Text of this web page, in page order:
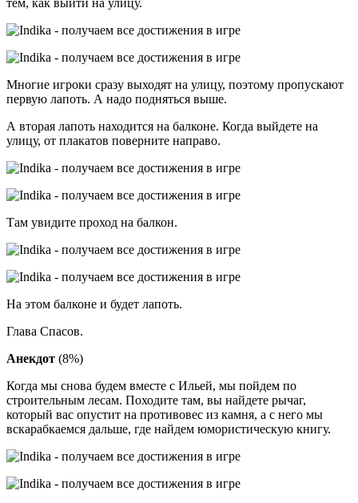
Многие игроки сразу выходят на улицу, поэтому пропускают
первую лапоть. А надо подняться выше.
А вторая лапоть находится на балконе. Когда выйдете на
улицу, от плакатов поверните направо.
Там увидите проход на балкон.
На этом балконе и будет лапоть.
Глава Спасов.
Анекдот (8%)
Когда мы снова будем вместе с Ильей, мы пойдем по
строительным лесам. Походите там, вы найдете рычаг,
который вас опустит на противовес из камня, а с него мы
вскарабкаемся дальше, где найдем юмористическую книгу.